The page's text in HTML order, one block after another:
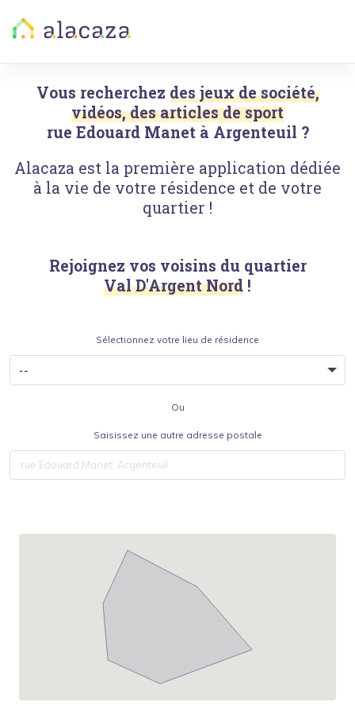
Vous recherchez des jeux de société,
vidéos, des articles de sport
rue Edouard Manet à Argenteuil ?
Alacaza est la première application dédiée
à la vie de votre résidence et de votre
quartier !
Rejoignez vos voisins du quartier
Val D'Argent Nord !
Sélectionnez votre lieu de résidence
Ou
Saisissez une autre adresse postale